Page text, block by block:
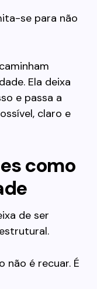
se para não
Ela deixa
e passa a
claro e
como
de ser
não é recuar. É